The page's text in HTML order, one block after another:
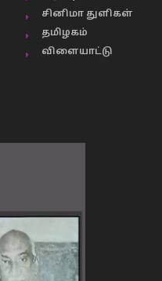
சினிமா துளிகள்
தமிழகம்
விளையாட்டு